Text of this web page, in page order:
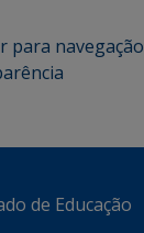
para navegação
de Educação